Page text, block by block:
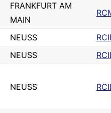
FRANKFURT AM
MAIN
NEUSS
NEUSS
NEUSS